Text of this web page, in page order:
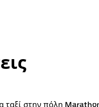
ταξί στην πόλη